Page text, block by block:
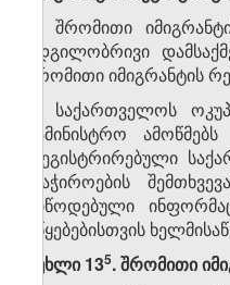
1. შრომითი
ადგილობრივი
შრომითი იმიგრანტის
2. საქართველოს
სამინისტრო
რეგისტრირებული
(საჭიროების
მიწოდებული
უწყებებისთვის
მუხლი 13​5. შრომითი